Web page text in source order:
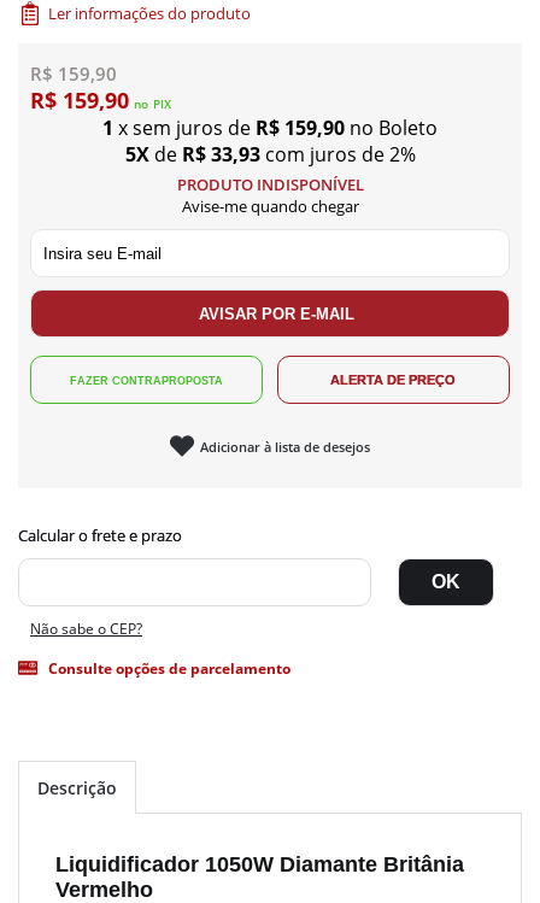
Ler informações do produto
R$ 159,90
R$ 159,90 no PIX
1 x sem juros de R$ 159,90 no Boleto
5Xde R$ 33,93 com juros de 2%
PRODUTO INDISPONÍVEL
Avise-me quando chegar
Adicionar à lista de desejos
Não sabe o CEP?
Consulte opções de parcelamento
Descrição
Liquidificador 1050W Diamante Britânia
Vermelho